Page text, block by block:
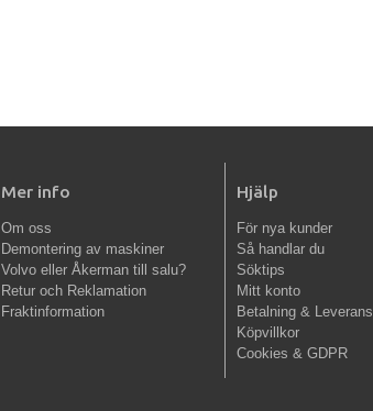
Mer info
Om oss
Demontering av maskiner
Volvo eller Åkerman till salu?
Retur och Reklamation
Fraktinformation
Hjälp
För nya kunder
Så handlar du
Söktips
Mitt konto
Betalning & Leverans
Köpvillkor
Cookies & GDPR